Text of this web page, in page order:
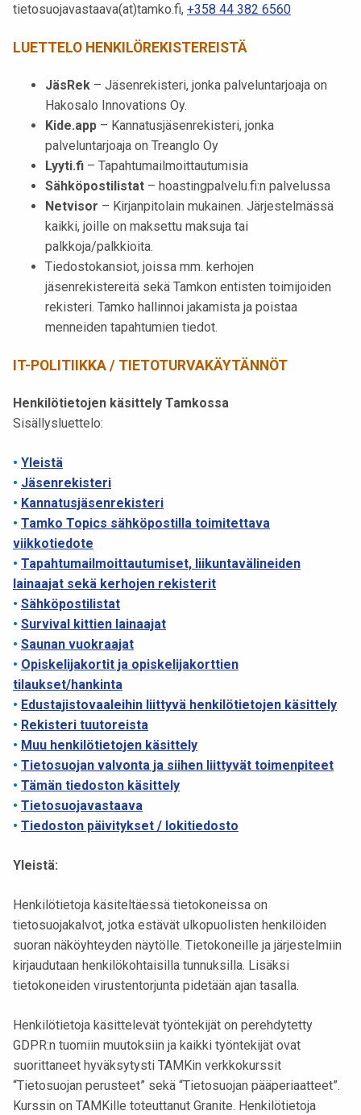
u
o
tietosuojavastaava(at)tamko.fi, +358 44 382 6560
LUETTELO HENKILÖREKISTEREISTÄ
JäsRek – Jäsenrekisteri, jonka palveluntarjoaja on
Hakosalo Innovations Oy.
Kide.app – Kannatusjäsenrekisteri, jonka
palveluntarjoaja on Treanglo Oy
Lyyti.fi – Tapahtumailmoittautumisia
Sähköpostilistat – hoastingpalvelu.fi:n palvelussa
Netvisor – Kirjanpitolain mukainen. Järjestelmässä
kaikki, joille on maksettu maksuja tai
palkkoja/palkkioita.
Tiedostokansiot, joissa mm. kerhojen
jäsenrekistereitä sekä Tamkon entisten toimijoiden
rekisteri. Tamko hallinnoi jakamista ja poistaa
menneiden tapahtumien tiedot.
IT-POLITIIKKA / TIETOTURVAKÄYTÄNNÖT
Henkilötietojen käsittely Tamkossa
Sisällysluettelo:
• Yleistä
• Jäsenrekisteri
• Kannatusjäsenrekisteri
• Tamko Topics sähköpostilla toimitettava
viikkotiedote
• Tapahtumailmoittautumiset, liikuntavälineiden
lainaajat sekä kerhojen rekisterit
• Sähköpostilistat
• Survival kittien lainaajat
• Saunan vuokraajat
• Opiskelijakortit ja opiskelijakorttien
tilaukset/hankinta
• Edustajistovaaleihin liittyvä henkilötietojen käsittely
• Rekisteri tuutoreista
• Muu henkilötietojen käsittely
• Tietosuojan valvonta ja siihen liittyvät toimenpiteet
• Tämän tiedoston käsittely
• Tietosuojavastaava
• Tiedoston päivitykset / lokitiedosto
Yleistä:
Henkilötietoja käsiteltäessä tietokoneissa on
tietosuojakalvot, jotka estävät ulkopuolisten henkilöiden
suoran näköyhteyden näytölle. Tietokoneille ja järjestelmiin
kirjaudutaan henkilökohtaisilla tunnuksilla. Lisäksi
tietokoneiden virustentorjunta pidetään ajan tasalla.
Henkilötietoja käsittelevät työntekijät on perehdytetty
GDPR:n tuomiin muutoksiin ja kaikki työntekijät ovat
suorittaneet hyväksytysti TAMKin verkkokurssit
“Tietosuojan perusteet” sekä “Tietosuojan pääperiaatteet”.
Kurssin on TAMKille toteuttanut Granite. Henkilötietoja